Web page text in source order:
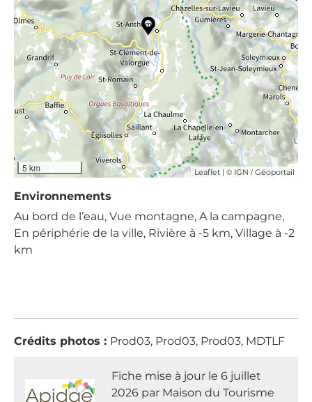
5 km Leaflet | © IGN / Géoportail
Environnements
Au bord de l’eau, Vue montagne, A la campagne,
En périphérie de la ville, Rivière à -5 km, Village à -2
km
Crédits photos : Prod03, Prod03, Prod03, MDTLF
Fiche mise à jour le 6 juillet
2026 par Maison du Tourisme